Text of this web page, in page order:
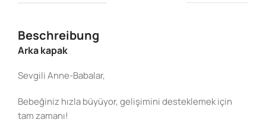
Beschreibung
Arka kapak
Sevgili Anne-Babalar,
Bebeğiniz hızla büyüyor, gelişimini desteklemek için
tam zamanı!